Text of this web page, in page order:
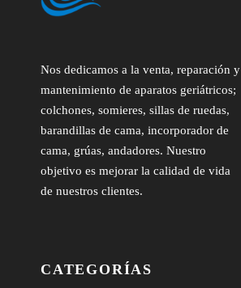
Nos dedicamos a la venta, reparación y
mantenimiento de aparatos geriátricos;
colchones, somieres, sillas de ruedas,
barandillas de cama, incorporador de
cama, grúas, andadores. Nuestro
objetivo es mejorar la calidad de vida
de nuestros clientes.
CATEGORÍAS